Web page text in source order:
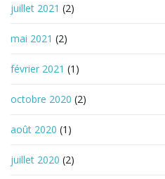
juillet 2021 (2)
mai 2021 (2)
février 2021 (1)
octobre 2020 (2)
août 2020 (1)
juillet 2020 (2)